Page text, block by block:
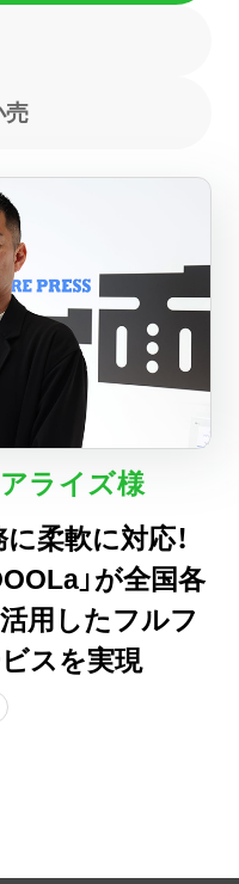
）
ダウンロード
売
ライズ様
柔軟に対応！
」が全国各
用したフルフ
スを実現